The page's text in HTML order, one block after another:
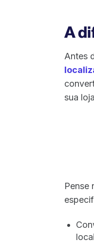
A
Antes
sua
Pense